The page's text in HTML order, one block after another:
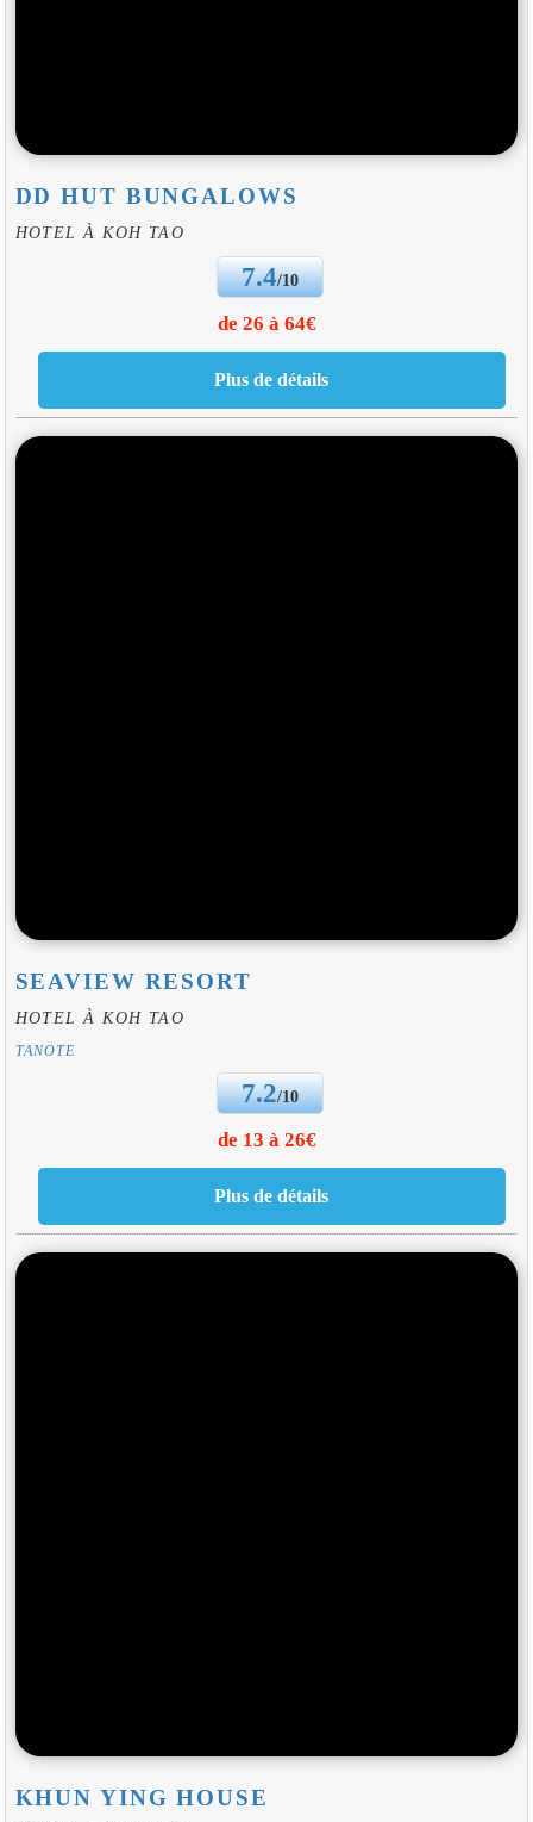
DD HUT BUNGALOWS
HOTEL À KOH TAO
7.4/10
de 26 à 64€
SEAVIEW RESORT
HOTEL À KOH TAO
TANOTE
7.2/10
de 13 à 26€
KHUN YING HOUSE